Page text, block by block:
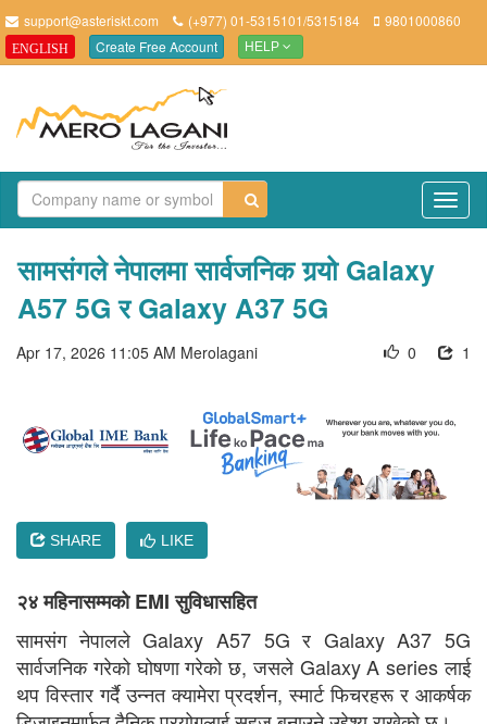
support@asteriskt.com (+977) 01-5315101/5315184 9801000860
ENGLISH Create Free Account HELP
सामसंगले नेपालमा सार्वजनिक गर्‍यो Galaxy
A57 5G र Galaxy A37 5G
Apr 17, 2026 11:05 AM Merolagani 1
0
SHARE LIKE
२४ महिनासम्मकोEMIसुविधासहित
सामसंग नेपालले Galaxy A57 5G र Galaxy A37 5G
सार्वजनिक गरेको घोषणा गरेको छ, जसले Galaxy A series लाई
थप विस्तार गर्दै उन्नत क्यामेरा प्रदर्शन, स्मार्ट फिचरहरू र आकर्षक